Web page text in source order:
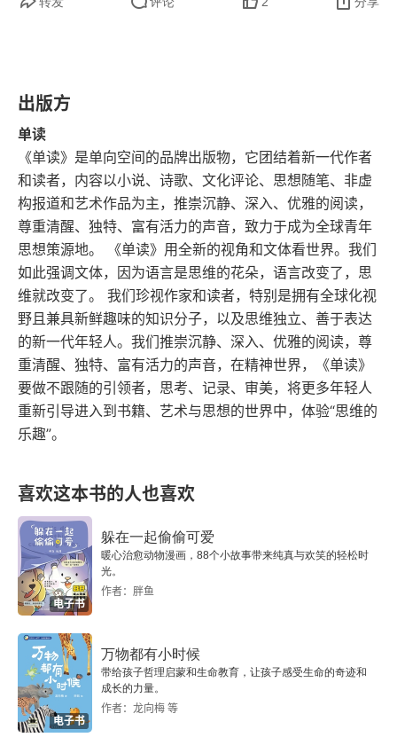
书评
全球书情
撰稿人
出版方
单读
《单读》是单向空间的品牌出版物，它团结着新一代作者
和读者，内容以小说、诗歌、文化评论、思想随笔、非虚
构报道和艺术作品为主，推崇沉静、深入、优雅的阅读，
尊重清醒、独特、富有活力的声音，致力于成为全球青年
思想策源地。 《单读》用全新的视角和文体看世界。我们
如此强调文体，因为语言是思维的花朵，语言改变了，思
维就改变了。 我们珍视作家和读者，特别是拥有全球化视
野且兼具新鲜趣味的知识分子，以及思维独立、善于表达
的新一代年轻人。我们推崇沉静、深入、优雅的阅读，尊
重清醒、独特、富有活力的声音，在精神世界，《单读》
要做不跟随的引领者，思考、记录、审美，将更多年轻人
重新引导进入到书籍、艺术与思想的世界中，体验“思维的
乐趣”。
喜欢这本书的人也喜欢
电子书
躲在一起偷偷可爱
暖心治愈动物漫画，88个小故事带来纯真与欢笑的轻松时
光。
作者：胖鱼
电子书
万物都有小时候
带给孩子哲理启蒙和生命教育，让孩子感受生命的奇迹和
成长的力量。
作者：龙向梅 等